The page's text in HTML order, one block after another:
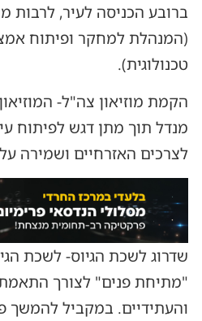
ברובע הכניסה לעיר,
(המנהלת למחקר ופיתוח
טכנולוגית).
הקמת מוזיאון צה"ל-
מנדל תוך מתן דגש לפיתוח
לצרכים האזרחיים ושמירה
שדרוג לשכת הגיוס- לשכת
"מתיחת פנים" לצורך
והעתידיים. במקביל להמשך